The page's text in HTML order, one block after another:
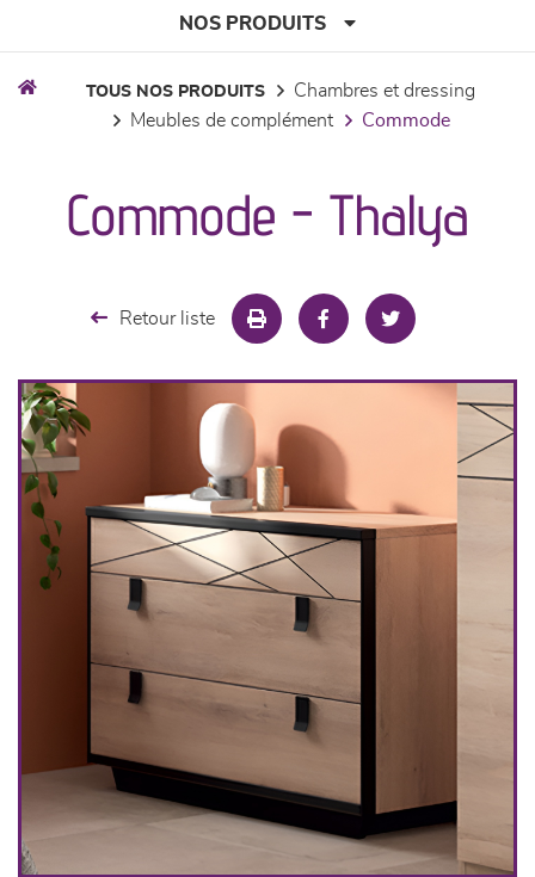
NOS PRODUITS
séjours
chambres et dressing
literie
décoration
TOUS NOS PRODUITS
chambres et dressing
meubles de complément
commode
Commode - Thalya
Retour liste